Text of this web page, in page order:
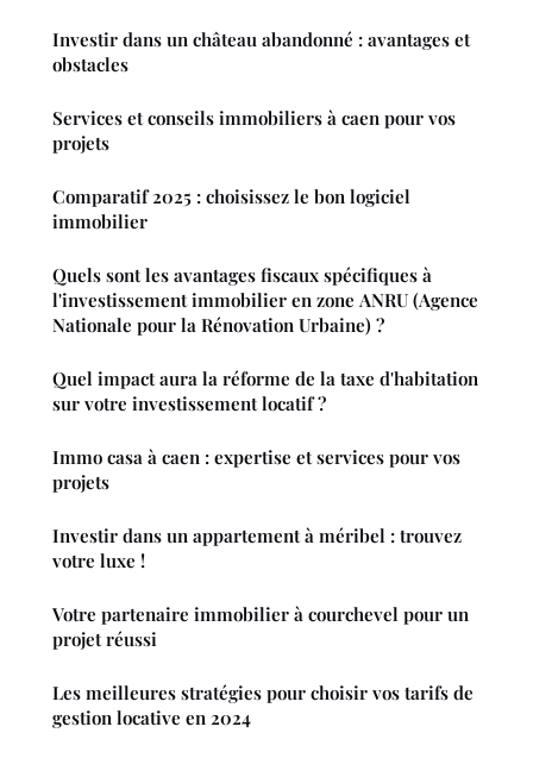
Investir dans un château abandonné : avantages et
obstacles
Services et conseils immobiliers à caen pour vos
projets
Comparatif 2025 : choisissez le bon logiciel
immobilier
Quels sont les avantages fiscaux spécifiques à
l'investissement immobilier en zone ANRU (Agence
Nationale pour la Rénovation Urbaine) ?
Quel impact aura la réforme de la taxe d'habitation
sur votre investissement locatif ?
Immo casa à caen : expertise et services pour vos
projets
Investir dans un appartement à méribel : trouvez
votre luxe !
Votre partenaire immobilier à courchevel pour un
projet réussi
Les meilleures stratégies pour choisir vos tarifs de
gestion locative en 2024